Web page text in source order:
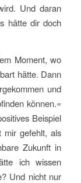
Und daran
hätte dir doch
Moment, wo
hätte. Dann
und
können.«
Beispiel
mir gefehlt, als
Zukunft in
ich wissen
Und nicht nur